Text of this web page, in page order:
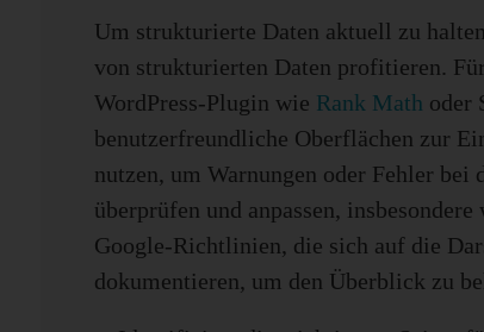
Um strukturierte Daten aktuell zu
von strukturierten Daten profitieren.
WordPress-Plugin wie Rank Math oder
benutzerfreundliche Oberflächen zur
nutzen, um Warnungen oder Fehler
überprüfen und anpassen,
Google-Richtlinien, die sich auf die
dokumentieren, um den Überblick zu